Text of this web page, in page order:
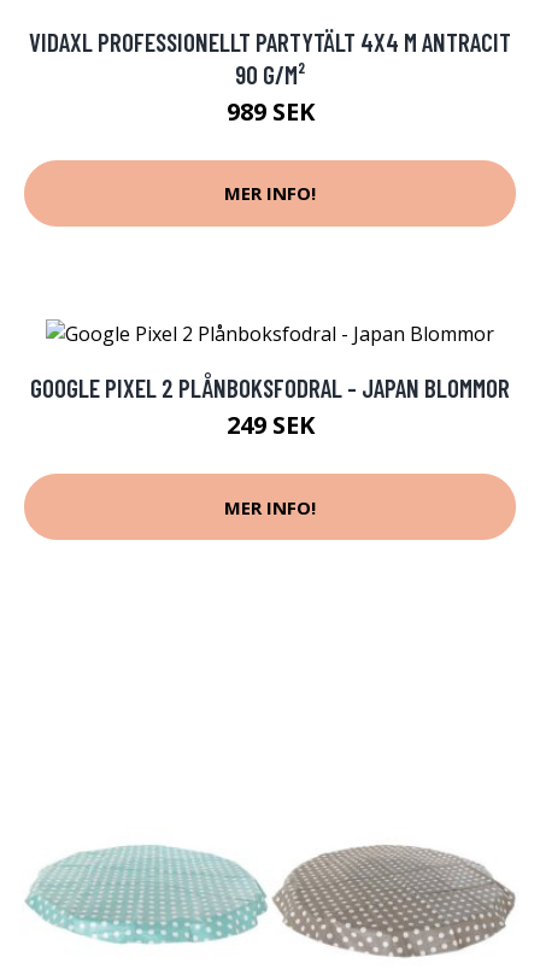
VIDAXL PROFESSIONELLT PARTYTÄLT 4X4 M ANTRACIT
90 G/M²
989 SEK
MER INFO!
GOOGLE PIXEL 2 PLÅNBOKSFODRAL - JAPAN BLOMMOR
249 SEK
MER INFO!